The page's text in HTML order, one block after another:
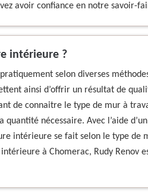
avoir confiance en notre savoir-
intérieure ?
selon diverses
ainsi d’offrir un résultat de
de connaitre le type de mur à
nécessaire. Avec l’aide
intérieure se fait selon le type de
à Chomerac, Rudy Renov